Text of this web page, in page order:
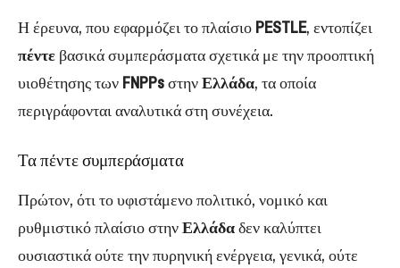
Η έρευνα, που εφαρμόζει το πλαίσιο PESTLE, εντοπίζει
πέντε βασικά συμπεράσματα σχετικά με την προοπτική
υιοθέτησης των FNPPsστηνΕλλάδα, τα οποία
περιγράφονται αναλυτικά στη συνέχεια.
Τα πέντε συμπεράσματα
Πρώτον, ότι το υφιστάμενο πολιτικό, νομικό και
ρυθμιστικό πλαίσιο στηνΕλλάδαδεν καλύπτει
ουσιαστικά ούτε την πυρηνική ενέργεια, γενικά, ούτε